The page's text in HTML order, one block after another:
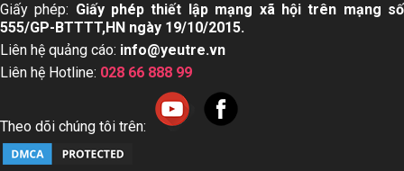
Giấy phép: Giấy phép thiết lập mạng xã hội trên mạng số
555/GP-BTTTT,HN ngày 19/10/2015.
Liên hệ quảng cáo: info@yeutre.vn
Liên hệ Hotline: 028 66 888 99
Theo dõi chúng tôi trên: